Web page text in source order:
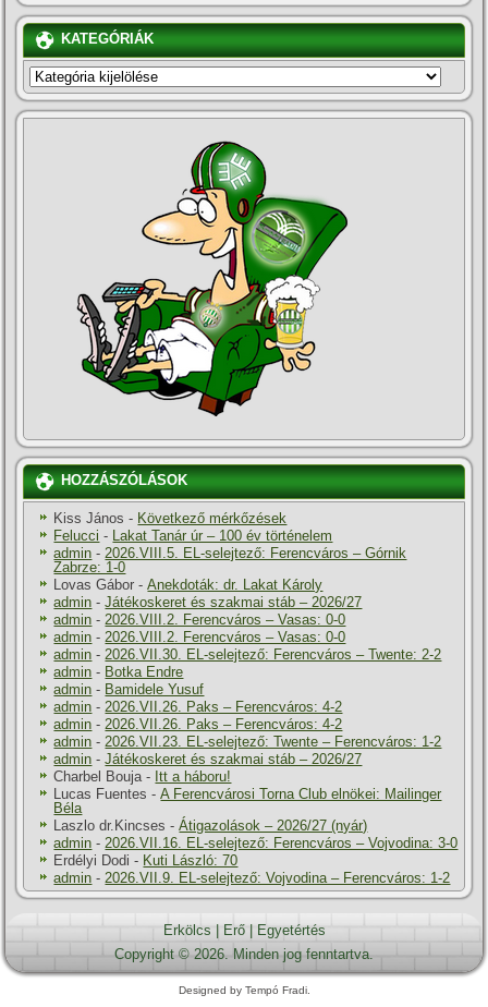
KATEGÓRIÁK
KATEGÓRIÁK
HOZZÁSZÓLÁSOK
Kiss János - Következő mérkőzések
Felucci - Lakat Tanár úr – 100 év történelem
admin - 2026.VIII.5. EL-selejtező: Ferencváros – Górnik
Zabrze: 1-0
Lovas Gábor -Anekdoták: dr. Lakat Károly
admin -Játékoskeret és szakmai stáb – 2026/27
admin - 2026.VIII.2. Ferencváros – Vasas: 0-0
admin - 2026.VIII.2. Ferencváros – Vasas: 0-0
admin - 2026.VII.30. EL-selejtező: Ferencváros – Twente: 2-2
admin - Botka Endre
admin - Bamidele Yusuf
admin - 2026.VII.26. Paks – Ferencváros: 4-2
admin - 2026.VII.26. Paks – Ferencváros: 4-2
admin - 2026.VII.23. EL-selejtező: Twente – Ferencváros: 1-2
admin -Játékoskeret és szakmai stáb – 2026/27
Charbel Bouja - Itt a háboru!
Lucas Fuentes -A Ferencvárosi Torna Club elnökei: Mailinger
Béla
Laszlo dr.Kincses -Átigazolások – 2026/27 (nyár)
admin - 2026.VII.16. EL-selejtező: Ferencváros – Vojvodina: 3-0
Erdélyi Dodi - Kuti László: 70
admin - 2026.VII.9. EL-selejtező: Vojvodina – Ferencváros: 1-2
Erkölcs Erő|
Egyetértés
Copyright © 2026. Minden jog fenntartva.
Designed by Tempó Fradi.